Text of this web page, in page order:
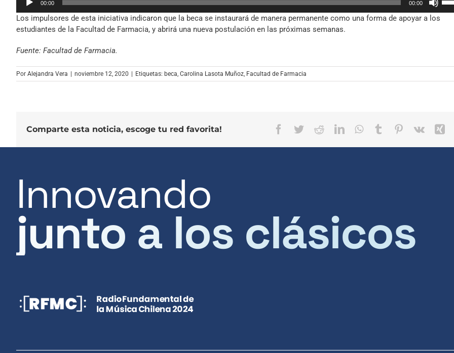
audio
00:00 00:00
Los impulsores de esta iniciativa indicaron que la beca se instaurará de manera permanente como una forma de apoyar a los
estudiantes de la Facultad de Farmacia, y abrirá una nueva postulación en las próximas semanas.
Fuente: Facultad de Farmacia.
Por Alejandra Vera | noviembre 12, 2020 | Etiquetas: beca Carolina Lasota Muñoz Facultad de Farmacia
Comparte esta noticia, escoge tu red favorita! Facebook
TwitterRedditLinkedInWhatsApp
TumblrPinterest
Vk
Innovando
junto a los clásicos